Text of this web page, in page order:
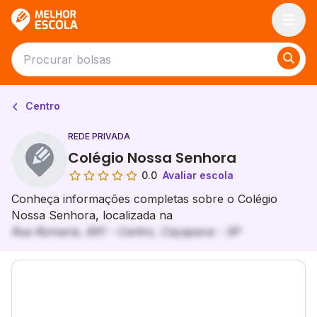
Centro
REDE PRIVADA
Colégio Nossa Senhora
0.0 Avaliar escola
Conheça informações completas sobre o Colégio
Nossa Senhora, localizada na
Rua Romaria, 691 - Centro, Caçapava - SP